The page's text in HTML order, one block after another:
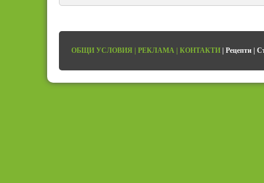
ОБЩИ УСЛОВИЯ | РЕКЛАМА | КОНТАКТИ | Рецепти |